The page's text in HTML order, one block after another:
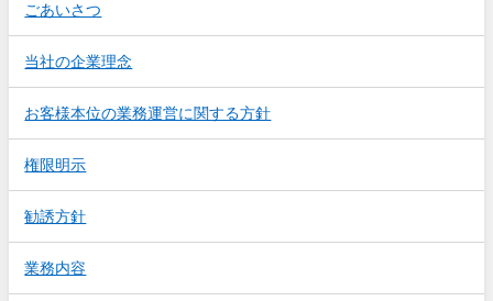
ごあいさつ
当社の企業理念
お客様本位の業務運営に関する方針
権限明示
勧誘方針
業務内容